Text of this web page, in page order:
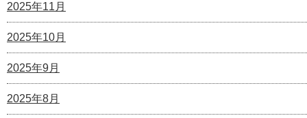
2025年11月
2025年10月
2025年9月
2025年8月